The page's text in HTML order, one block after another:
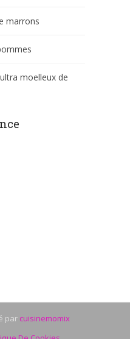
marrons
moelleux de
par cuisinemomix